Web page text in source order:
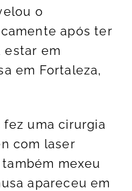
o
após ter
estar em
em Fortaleza,
uma cirurgia
com laser
mexeu
apareceu em